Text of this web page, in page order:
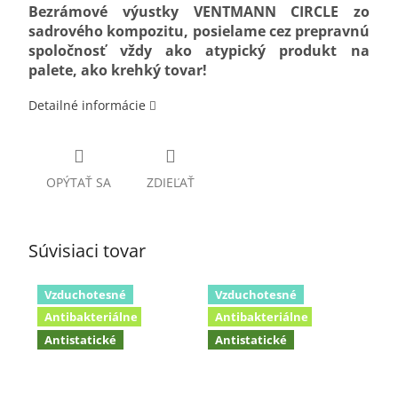
Bezrámové výustky VENTMANN CIRCLE zo
sadrového kompozitu, posielame cez prepravnú
spoločnosť vždy ako atypický produkt na
palete, ako krehký tovar!
Detailné informácie
OPÝTAŤ SA ZDIEĽAŤ
Súvisiaci tovar
Vzduchotesné
Antibakteriálne
Antistatické
Vzduchotesné
Antibakteriálne
Antistatické